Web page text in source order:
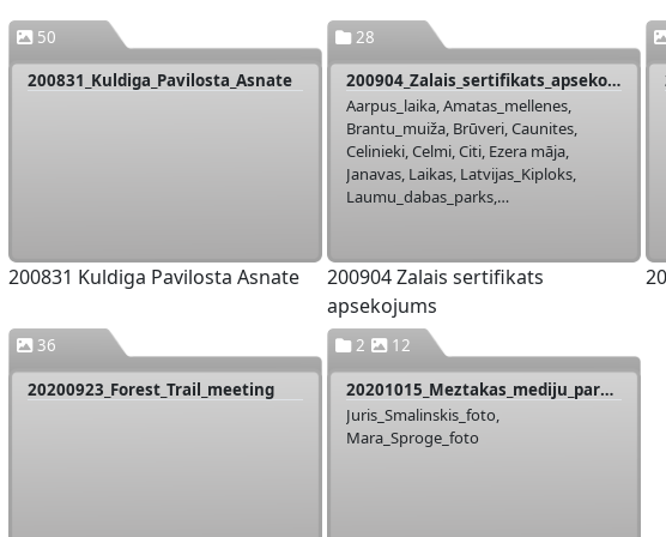
50
200831_Kuldiga_Pavilosta_Asnate
200831 Kuldiga Pavilosta Asnate
28
200904_Zalais_sertifikats_apsekojums
Aarpus_laika, Amatas_mellenes,
Brantu_muiža, Brūveri, Caunites,
Celinieki, Celmi, Citi, Ezera māja,
Janavas, Laikas, Latvijas_Kiploks,
Laumu_dabas_parks,
Palena_muizas_apartamenti,
Paradīzes, Piena muiža, Turaidas,
Upenite, Upeslejas, ZELT_smiltserksi,
ZS_Apsekojums_Zemgale_Asnate,
Zalaa_sala, Zariņi, Zaķu jūras māja,
Ziedkalni
200904 Zalais sertifikats
apsekojums
36
20200923_Forest_Trail_meeting
2 12
20201015_Meztakas_mediju_pargajiens
Juris_Smalinskis_foto,
Mara_Sproge_foto